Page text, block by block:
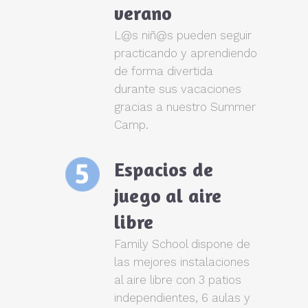
verano
L@s niñ@s pueden seguir
practicando y aprendiendo
de forma divertida
durante sus vacaciones
gracias a nuestro Summer
Camp.
Espacios de
juego al aire
libre
Family School dispone de
las mejores instalaciones
al aire libre con 3 patios
independientes, 6 aulas y